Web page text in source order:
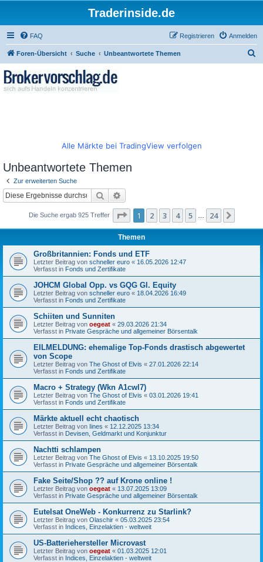
Traderinside.de
FAQ Anmelden
Registrieren
Foren-Übersicht Suche Unbeantwortete Themen
Alle Märkte bei TradingView verfolgen
Unbeantwortete Themen
Zur erweiterten Suche
Suche
Die Suche ergab 925 Treffer Seite 1von 24
1 2 3 4 5 24
Themen
Großbritannien: Fonds und ETF
Letzter Beitrag von schneller euro « 16.05.2026 12:47
Verfasst in Fonds und Zertifikate
JOHCM Global Opp. vs GQG Gl. Equity
Letzter Beitrag von schneller euro « 18.04.2026 16:49
Verfasst in Fonds und Zertifikate
Schiiten und Sunniten
Letzter Beitrag von oegeat « 29.03.2026 21:34
Verfasst in Private Gespräche und allgemeiner Börsentalk
EILMELDUNG: ehemalige Top-Fonds drastisch abgewertet
von Scope
Letzter Beitrag von The Ghost of Elvis « 27.01.2026 22:14
Verfasst in Fonds und Zertifikate
Macro + Strategy (Wkn A1cwl7)
Letzter Beitrag von The Ghost of Elvis « 03.01.2026 19:41
Verfasst in Fonds und Zertifikate
Märkte aktuell echt chaotisch
Letzter Beitrag von Iines « 12.12.2025 13:34
Verfasst in Devisen, Geldmarkt und Konjunktur
Nachtti schlampen
Letzter Beitrag von The Ghost of Elvis « 13.10.2025 19:50
Verfasst in Private Gespräche und allgemeiner Börsentalk
Fake Seite/Shop ?? auf Krone online !
Letzter Beitrag von oegeat « 13.07.2025 13:09
Verfasst in Private Gespräche und allgemeiner Börsentalk
Eutelsat OneWeb - Konkurrenz zu Starlink?
Letzter Beitrag von Olaschir « 05.03.2025 23:54
Verfasst in Indices, Einzelaktien - weltweit
US-Batteriehersteller Microvast
Letzter Beitrag von oegeat « 01.03.2025 12:01
Verfasst in Indices, Einzelaktien - weltweit